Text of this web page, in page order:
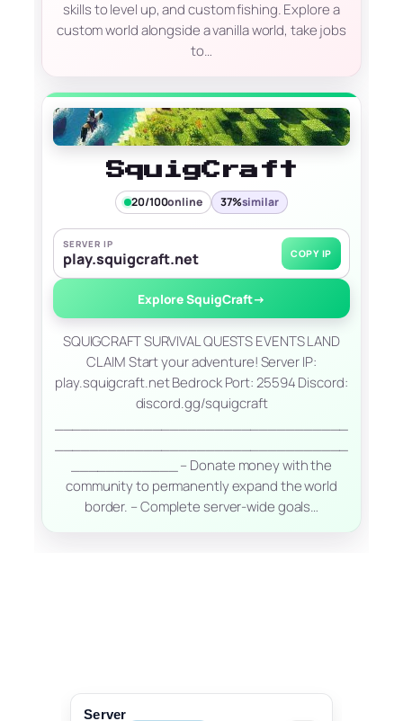
skills to level up, and custom fishing. Explore a
custom world alongside a vanilla world, take jobs
to…
SquigCraft
20/100online 37%similar
SERVER IP
play.squigcraft.net COPY IP
Explore SquigCraft→
SQUIGCRAFT SURVIVAL QUESTS EVENTS LAND
CLAIM Start your adventure! Server IP:
play.squigcraft.net Bedrock Port: 25594 Discord:
discord.gg/squigcraft
_________________________________
_________________________________
____________ – Donate money with the
community to permanently expand the world
border. – Complete server-wide goals…
Server